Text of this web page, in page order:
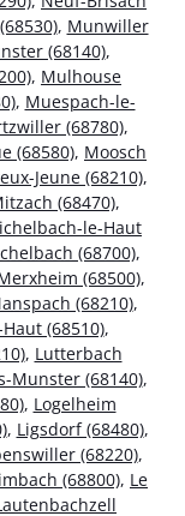
, Munwiller
(68140),
, Mulhouse
, Muespach-le-
(68780),
(68580), Moosch
Jeune (68210),
(68470),
le-Haut
(68700),
(68500),
(68210),
(68510),
, Lutterbach
Munster (68140),
, Logelheim
, Ligsdorf (68480),
(68220),
(68800), Le